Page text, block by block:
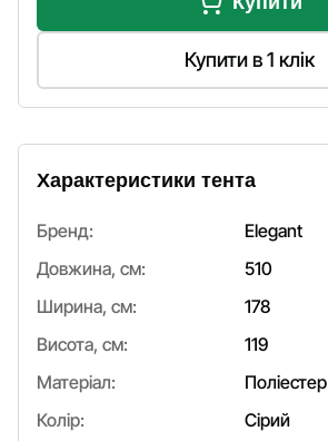
Купити в 1 клік
Характеристики тента
Бренд:
Elegant
Довжина, см:
510
Ширина, см:
178
Висота, см:
119
Матеріал:
Поліестер
Колір:
Сірий